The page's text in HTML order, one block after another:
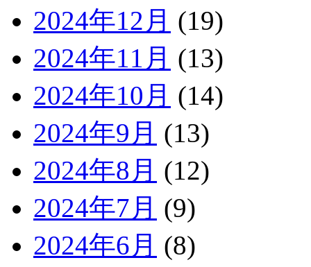
2024年12月 (19)
2024年11月 (13)
2024年10月 (14)
2024年9月 (13)
2024年8月 (12)
2024年7月 (9)
2024年6月 (8)